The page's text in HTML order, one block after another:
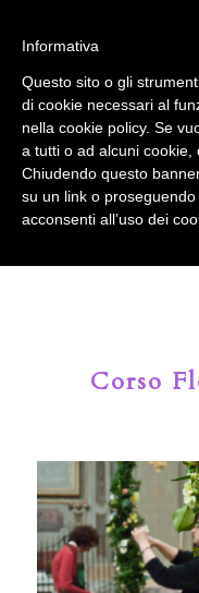
Il Blog del
Corso
accetta l'uso dei
Fai clic per
Google
OK
Informativa
Questo sito o gli
di cookie necessari al
nella cookie policy. Se
a tutti o ad alcuni cookie,
Chiudendo questo
su un link o
acconsenti all’uso dei